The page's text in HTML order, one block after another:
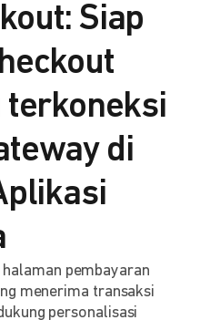
Siap
terkoneksi
di
pembayaran
menerima transaksi
personalisasi